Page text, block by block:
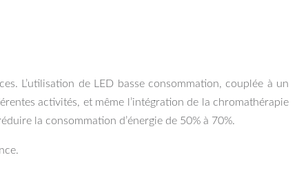
L’utilisation de LED basse consommation, couplée à un
activités, et même l’intégration de la chromathérapie
la consommation d’énergie de 50% à 70%.